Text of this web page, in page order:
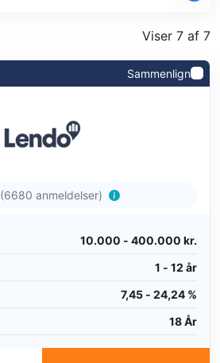
Viser 7 af 7
Sammenlign
(6680 anmeldelser)
10.000 - 400.000 kr.
1 - 12 år
7,45 - 24,24 %
18 År